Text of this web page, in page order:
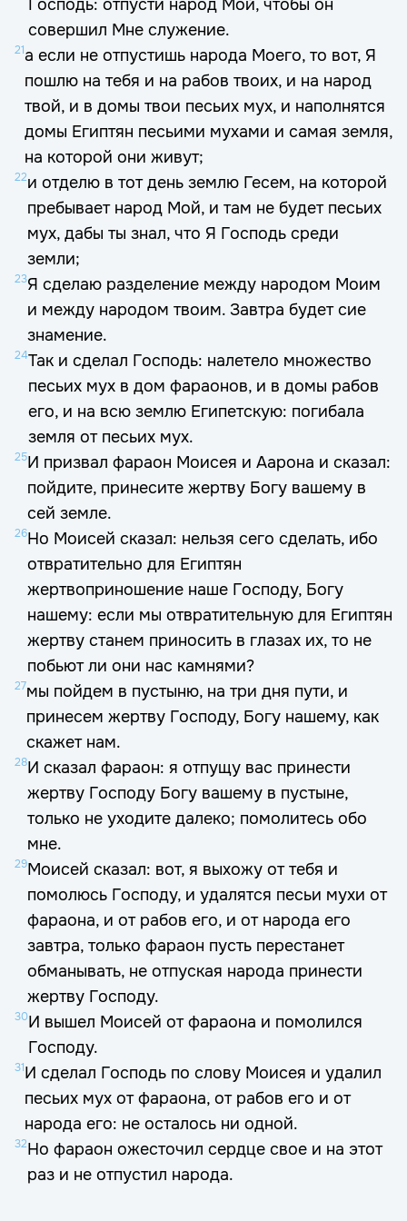
Господь: отпусти народ Мой, чтобы он
совершил Мне служение.
21а если не отпустишь народа Моего, то вот, Я
пошлю на тебя и на рабов твоих, и на народ
твой, и в домы твои песьих мух, и наполнятся
домы Египтян песьими мухами и самая земля,
на которой они живут;
22и отделю в тот день землю Гесем, на которой
пребывает народ Мой, и там не будет песьих
мух, дабы ты знал, что Я Господь среди
земли;
23Я сделаю разделение между народом Моим
и между народом твоим. Завтра будет сие
знамение.
24Так и сделал Господь: налетело множество
песьих мух в дом фараонов, и в домы рабов
его, и на всю землю Египетскую: погибала
земля от песьих мух.
25И призвал фараон Моисея и Аарона и сказал:
пойдите, принесите жертву Богу вашему в
сей земле.
26Но Моисей сказал: нельзя сего сделать, ибо
отвратительно для Египтян
жертвоприношение наше Господу, Богу
нашему: если мы отвратительную для Египтян
жертву станем приносить в глазах их, то не
побьют ли они нас камнями?
27мы пойдем в пустыню, на три дня пути, и
принесем жертву Господу, Богу нашему, как
скажет нам.
28И сказал фараон: я отпущу вас принести
жертву Господу Богу вашему в пустыне,
только не уходите далеко; помолитесь обо
мне.
29Моисей сказал: вот, я выхожу от тебя и
помолюсь Господу, и удалятся песьи мухи от
фараона, и от рабов его, и от народа его
завтра, только фараон пусть перестанет
обманывать, не отпуская народа принести
жертву Господу.
30И вышел Моисей от фараона и помолился
Господу.
31И сделал Господь по слову Моисея и удалил
песьих мух от фараона, от рабов его и от
народа его: не осталось ни одной.
32Но фараон ожесточил сердце свое и на этот
раз и не отпустил народа.